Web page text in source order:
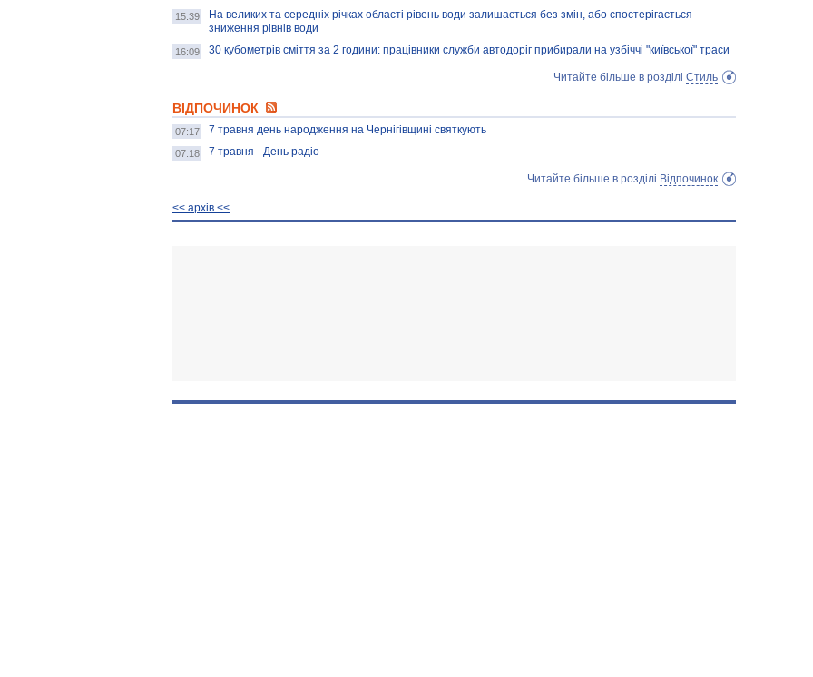
15:39
На великих та середніх річках області рівень води залишається без змін, або спостерігається
зниження рівнів води
16:09 30 кубометрів сміття за 2 години: працівники служби автодоріг прибирали на узбіччі "київської" траси
Читайте більше в розділі Стиль
ВІДПОЧИНОК
07:17 7 травня день народження на Чернігівщині святкують
07:18 7 травня - День радіо
Читайте більше в розділі Відпочинок
<< архiв <<